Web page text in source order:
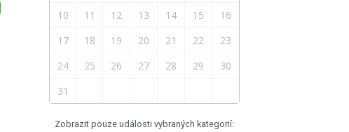
10
11 12 13 14 15
16
17
18 19 20 21 22
23
24
25 26 27 28 29
30
31
Zobrazit pouze události vybraných kategorií: